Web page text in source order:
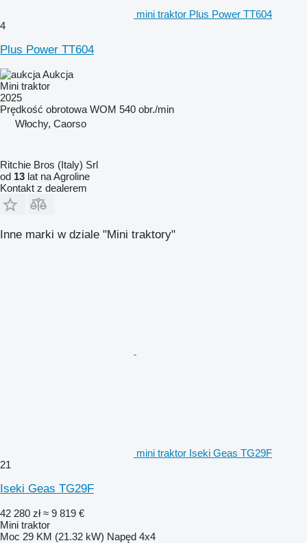
mini traktor Plus Power TT604
4
Plus Power TT604
Aukcja
Mini traktor
2025
Prędkość obrotowa WOM 540 obr./min
Włochy, Caorso
Ritchie Bros (Italy) Srl
od 13 lat na Agroline
Kontakt z dealerem
Inne marki w dziale "Mini traktory"
mini traktor Iseki Geas TG29F
21
Iseki Geas TG29F
42 280 zł ≈ 9 819 €
Mini traktor
Moc 29 KM (21.32 kW) Napęd 4x4